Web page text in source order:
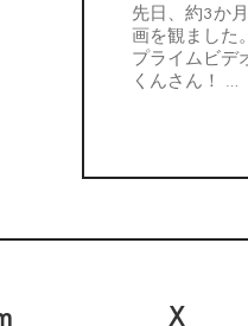
先日、約3か
画を観ました
プライムビデ
くんさん！ …
X